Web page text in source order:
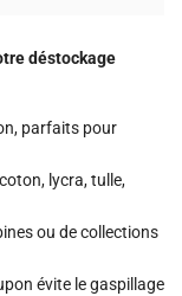
déstockage
parfaits pour
lycra, tulle,
ou de collections
évite le gaspillage